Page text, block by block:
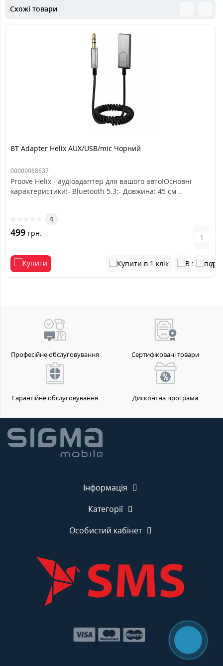
Схожі товари
BT Adapter Helix AUX/USB/mic Чорний
00000068637
Proove Helix - аудіоадаптер для вашого авто!Основні
характеристики:- Bluetooth 5.3;- Довжина: 45 см ..
0
499 грн.
Професійне обслуговування Сертифіковані товари
Гарантійне обслуговування Дисконтна програма
Інформація
Категорії
Особистий кабінет